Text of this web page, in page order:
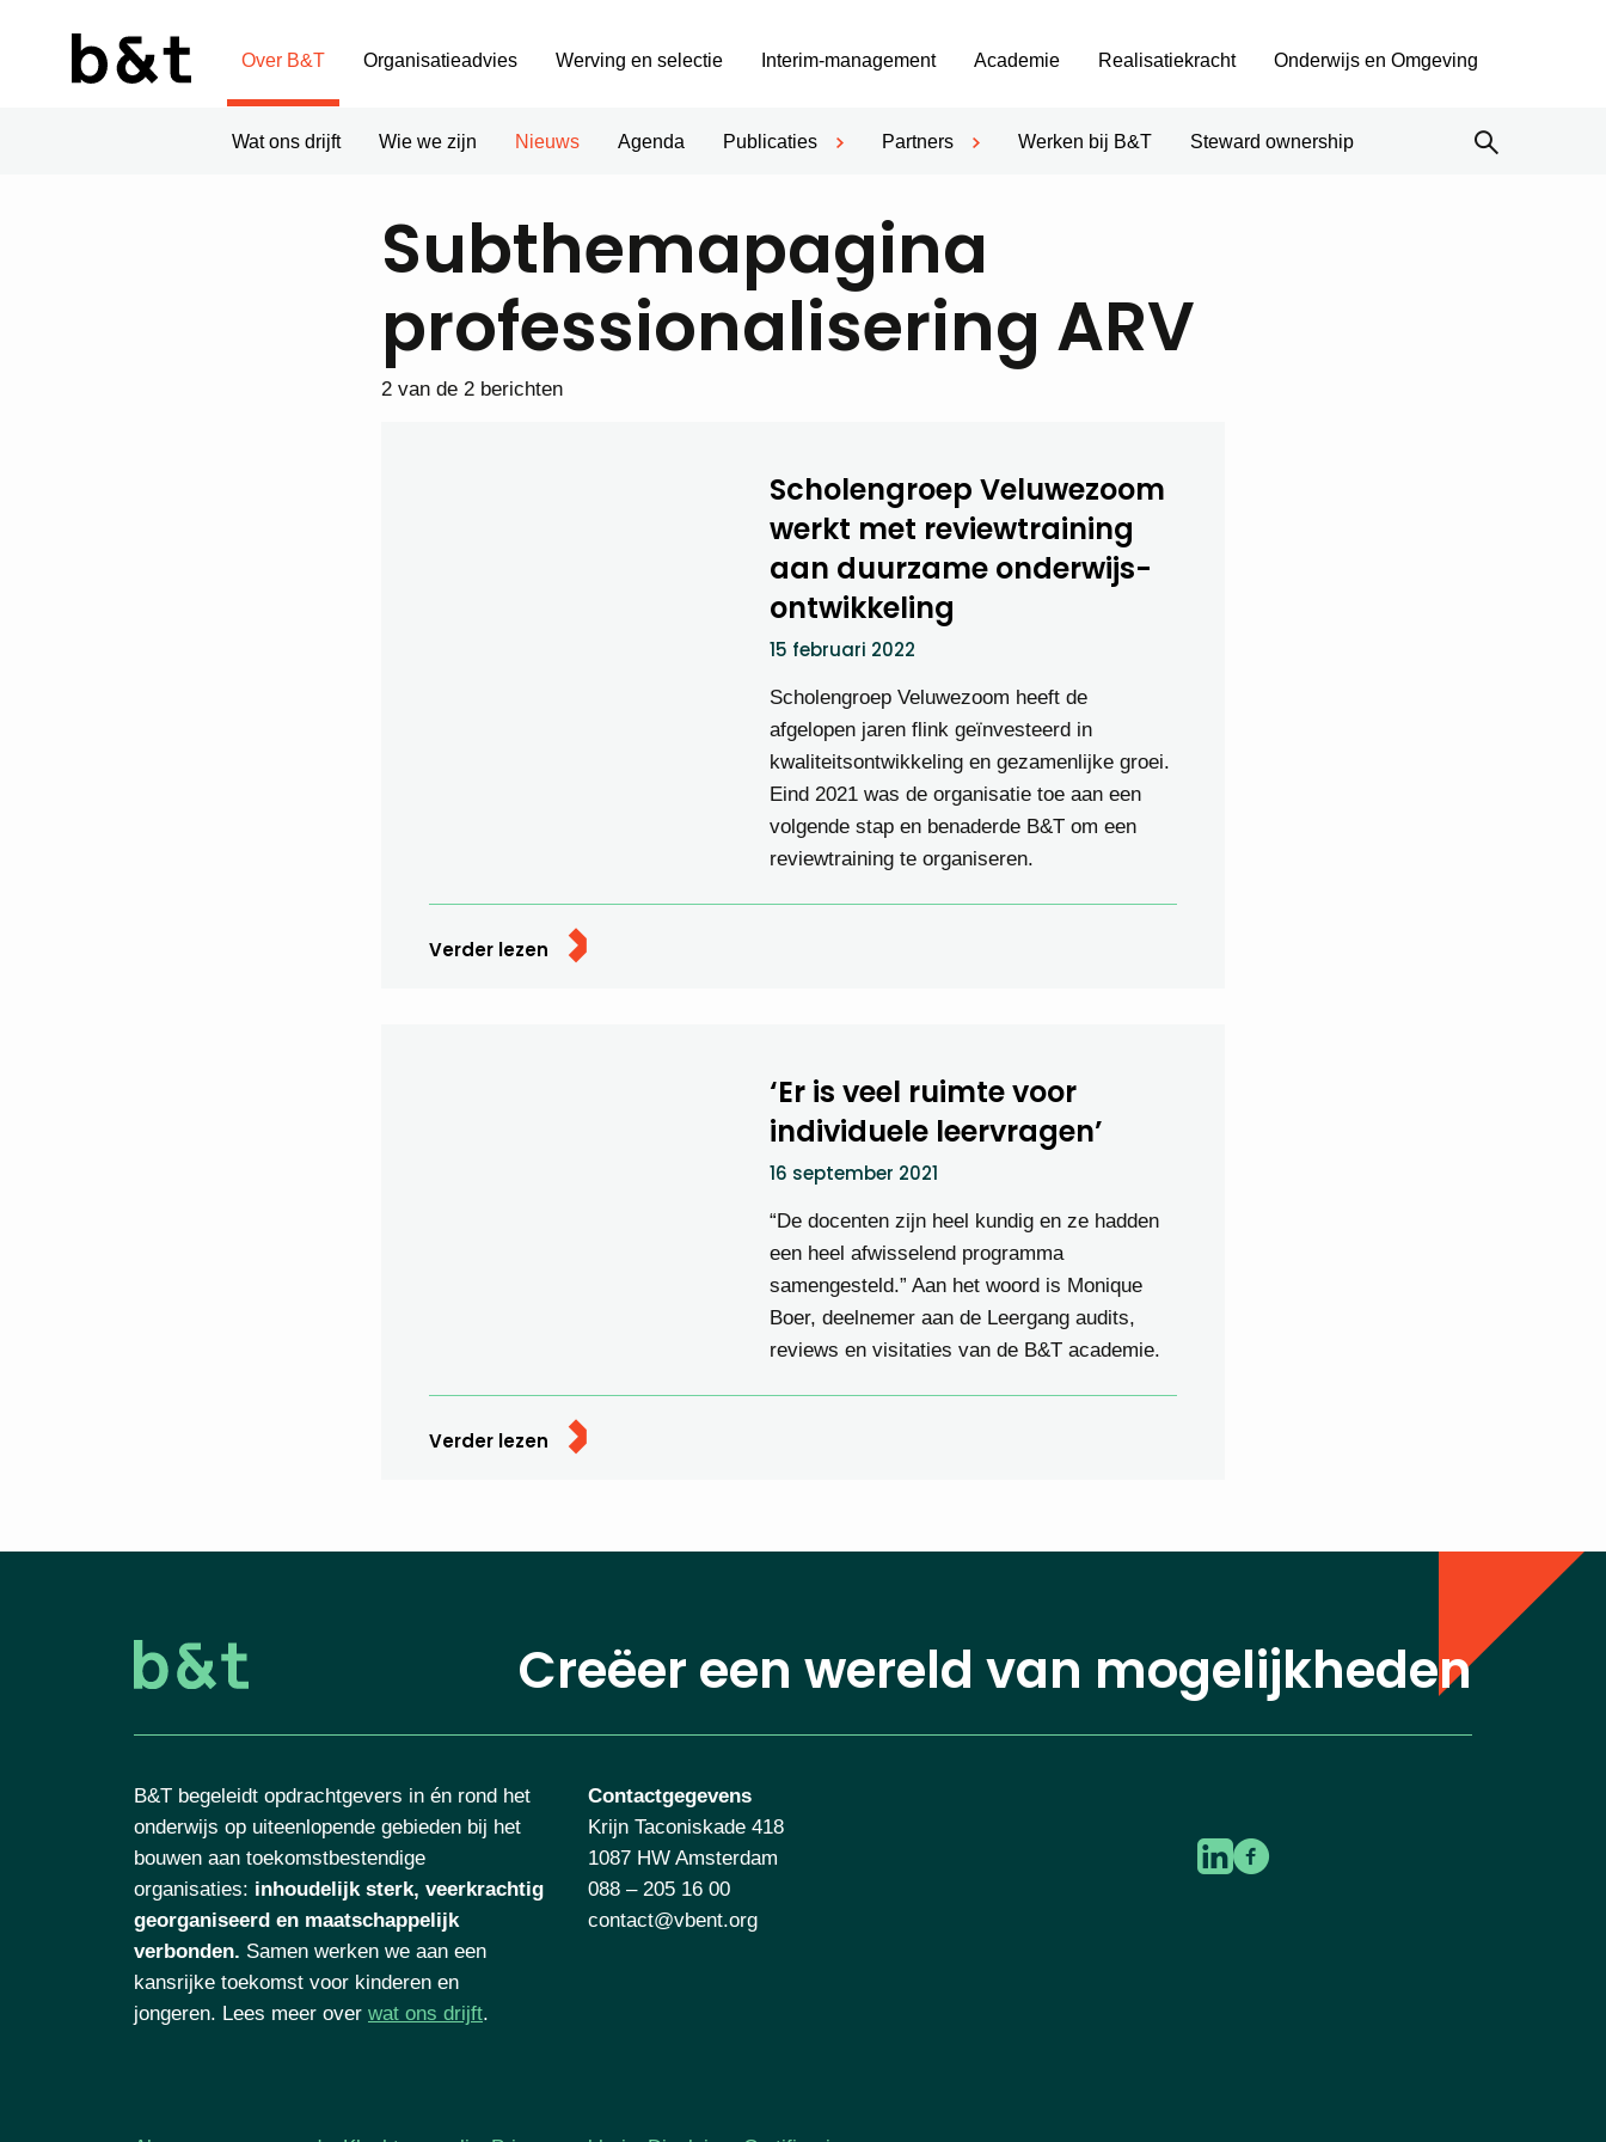
Over B&T
Wat ons drijft Wie we zijn Nieuws Agenda Publicaties Partners Werken bij B&T Steward ownership
Organisatieadvies Werving en selectie Interim-management Academie Realisatiekracht Onderwijs en Omgeving
Subthemapagina
professionalisering ARV
2 van de 2 berichten
Scholengroep Veluwezoom
werkt met reviewtraining
aan duurzame onderwijs­
ontwikkeling
15 februari 2022
Scholengroep Veluwezoom heeft de
afgelopen jaren flink geïnvesteerd in
kwaliteitsontwikkeling en gezamenlijke groei.
Eind 2021 was de organisatie toe aan een
volgende stap en benaderde B&T om een
reviewtraining te organiseren.
Verder lezen
‘Er is veel ruimte voor
individuele leervragen’
16 september 2021
“De docenten zijn heel kundig en ze hadden
een heel afwisselend programma
samengesteld.” Aan het woord is Monique
Boer, deelnemer aan de Leergang audits,
reviews en visitaties van de B&T academie.
Verder lezen
Creëer een wereld van mogelijkheden
B&T begeleidt opdrachtgevers in én rond het
onderwijs op uiteenlopende gebieden bij het
bouwen aan toekomstbestendige
organisaties: inhoudelijk sterk, veerkrachtig
georganiseerd en maatschappelijk
verbonden. Samen werken we aan een
kansrijke toekomst voor kinderen en
jongeren. Lees meer over wat ons drijft.
Contactgegevens
Krijn Taconiskade 418
1087 HW Amsterdam
088 – 205 16 00
contact@vbent.org